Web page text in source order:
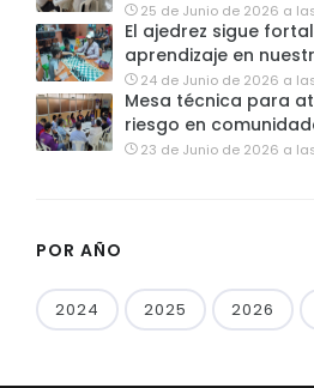
25 de Junio de 2026 a
El ajedrez sigue
aprendizaje en
24 de Junio de 2026 a
Mesa técnica para
riesgo en
23 de Junio de 2026 a
POR AÑO
2024 2025 2026